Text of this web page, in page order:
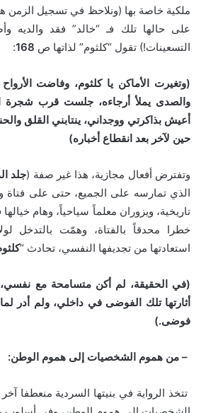
على حالها تلك فـ “خالد” فقد والديه
التسعينات!) تقول “كلثوم” لذاتها ص 168
:
(وتغيرت الأماكن يا كلثوم، وفاضت الأرواح
والصدى يملأ أرجاءه، جلست قرب شجرة
أعيش بذاكرتي ووجداني، ينتابني القلق
حين لآخر بعد انقطاع أخباره)
وتفترض أفعال مجازية، هذا غير صفة (جلد
الذي تمارسه على الجميع، حتى على
تاريخية، ويزوران معلماً سياحياً، وهام
خطرا محدقاً بالفتاة، وهمّت بالتدخل
استعادتها من تجديفها النفسي، تحادث “
(في الحقيقة، لم أكن متسامحة مع نفسي،
أثارتها تلك الفوضى في داخلي، ولم أدر
فوضى.)
– من هموم الشخصيات إلى هموم الوطن:
تتخذ الرواية في بنيتها السردية منعطفا